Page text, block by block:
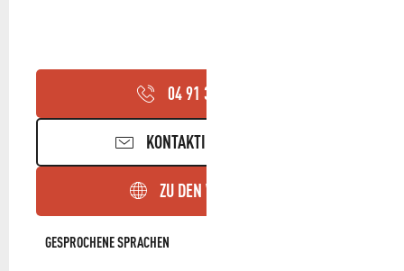
04 91 36 22
KONTAKTIEREN SIE UNS
ZU DEN WEBSEITEN
GESPROCHENE SPRACHEN
GESPROCHENE SPRACHEN